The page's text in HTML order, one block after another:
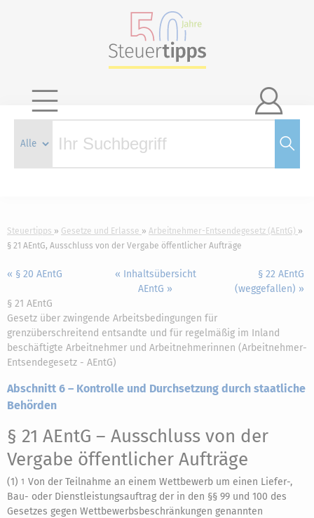

Steuertipps Gesetze und Erlasse
Arbeitnehmer-Entsendegesetz (AEntG)
§ 21 AEntG, Ausschluss von der Vergabe öffentlicher Aufträge
« § 20 AEntG
« Inhaltsübersicht
AEntG »
§ 22 AEntG
(weggefallen) »
§ 21 AEntG
Gesetz über zwingende Arbeitsbedingungen für
grenzüberschreitend entsandte und für regelmäßig im Inland
beschäftigte Arbeitnehmer und Arbeitnehmerinnen (Arbeitnehmer-
Entsendegesetz - AEntG)
Abschnitt 6 – Kontrolle und Durchsetzung durch staatliche
Behörden
§ 21 AEntG – Ausschluss von der
Vergabe öffentlicher Aufträge
(1) 1 Von der Teilnahme an einem Wettbewerb um einen Liefer-,
Bau- oder Dienstleistungsauftrag der in den §§ 99 und 100 des
Gesetzes gegen Wettbewerbsbeschränkungen genannten